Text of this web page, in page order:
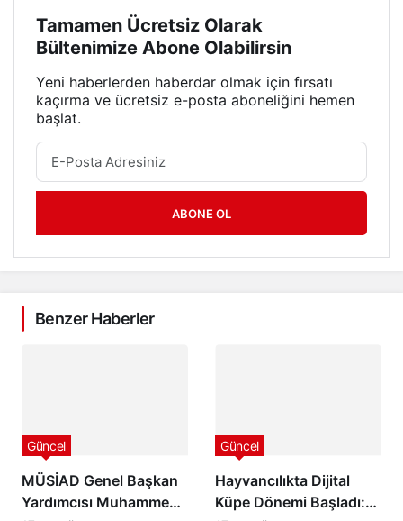
Tamamen Ücretsiz Olarak
Bültenimize Abone Olabilirsin
Yeni haberlerden haberdar olmak için fırsatı
kaçırma ve ücretsiz e-posta aboneliğini hemen
başlat.
ABONE OL
Benzer Haberler
MÜSİAD Genel Başkan
Yardımcısı Muhammed
Güncel
Hayvancılıkta Dijital
Küpe Dönemi Başladı:
Güncel